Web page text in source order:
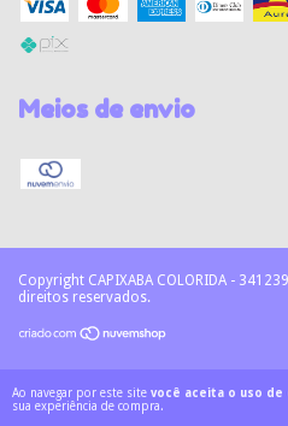
Ao navegar por este site você aceita o uso de
sua experiência de compra.
Meios de envio
Copyright CAPIXABA COLORIDA -
direitos reservados.